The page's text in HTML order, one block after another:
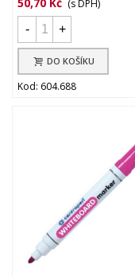
(s DPH)
-
+
DO KOŠÍKU
Kod: 604.688